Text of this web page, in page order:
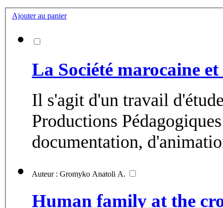
Ajouter au panier
La Société marocaine
Il s'agit d'un travail
Productions
documentation,
Auteur : Gromyko Anatoli A.
Human family at the